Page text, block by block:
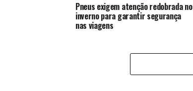
Pneus exigem atenção redobrada no
inverno para garantir segurança
nas viagens